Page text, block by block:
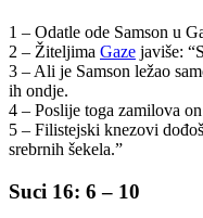
1 – Odatle ode Samson u
2 – Žiteljima Gaze javiše:
3 – Ali je Samson ležao
ih ondje.
4 – Poslije toga zamilova
5 – Filistejski knezovi
srebrnih šekela.”
Suci 16: 6 – 10